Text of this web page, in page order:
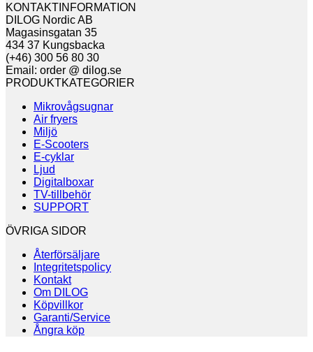
KONTAKTINFORMATION
DILOG Nordic AB
Magasinsgatan 35
434 37 Kungsbacka
(+46) 300 56 80 30
Email: order @ dilog.se
PRODUKTKATEGORIER
Mikrovågsugnar
Air fryers
Miljö
E-Scooters
E-cyklar
Ljud
Digitalboxar
TV-tillbehör
SUPPORT
ÖVRIGA SIDOR
Återförsäljare
Integritetspolicy
Kontakt
Om DILOG
Köpvillkor
Garanti/Service
Ångra köp